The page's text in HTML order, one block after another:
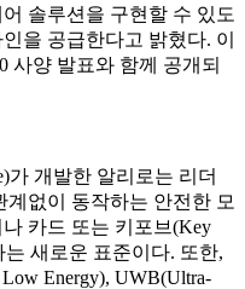
솔루션을 구현할 수 있도
을 공급한다고 밝혔다. 이
사양 발표와 함께 공개되
가 개발한 알리로는 리더
없이 동작하는 안전한 모
카드 또는 키포브(Key
새로운 표준이다. 또한,
Energy), UWB(Ultra-